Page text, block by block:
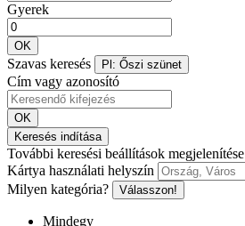
Gyerek
OK
Szavas keresés Pl: Őszi szünet
Cím vagy azonosító
OK
Keresés indítása
További keresési beállítások megjelenítése
Kártya használati helyszín
Milyen kategória?
Válasszon!
Mindegy